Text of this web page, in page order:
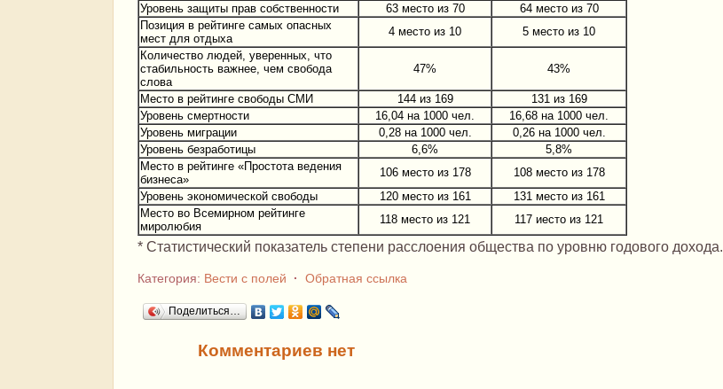
Уровень защиты прав собственности
63 место из 70
64 место из 70
Позиция в рейтинге самых опасных
мест для отдыха
4 место из 10
5 место из 10
Количество людей, уверенных, что
стабильность важнее, чем свобода
слова
47% 43%
Место в рейтинге свободы СМИ 144 из 169
131 из 169
Уровень смертности
16,04 на 1000 чел.
16,68 на 1000 чел.
Уровень миграции
0,28 на 1000 чел.
0,26 на 1000 чел.
Уровень безработицы
6,6%
5,8%
Место в рейтинге «Простота ведения
бизнеса»
106 место из 178
108 место из 178
Уровень экономической свободы
120 место из 161
131 место из 161
Место во Всемирном рейтинге
миролюбия
118 место из 121 117 иесто из 121
* Статистический показатель степени расслоения общества по уровню годового дохода.
Категория: Вести с полей ·Обратная ссылка
Поделиться…
Комментариев нет